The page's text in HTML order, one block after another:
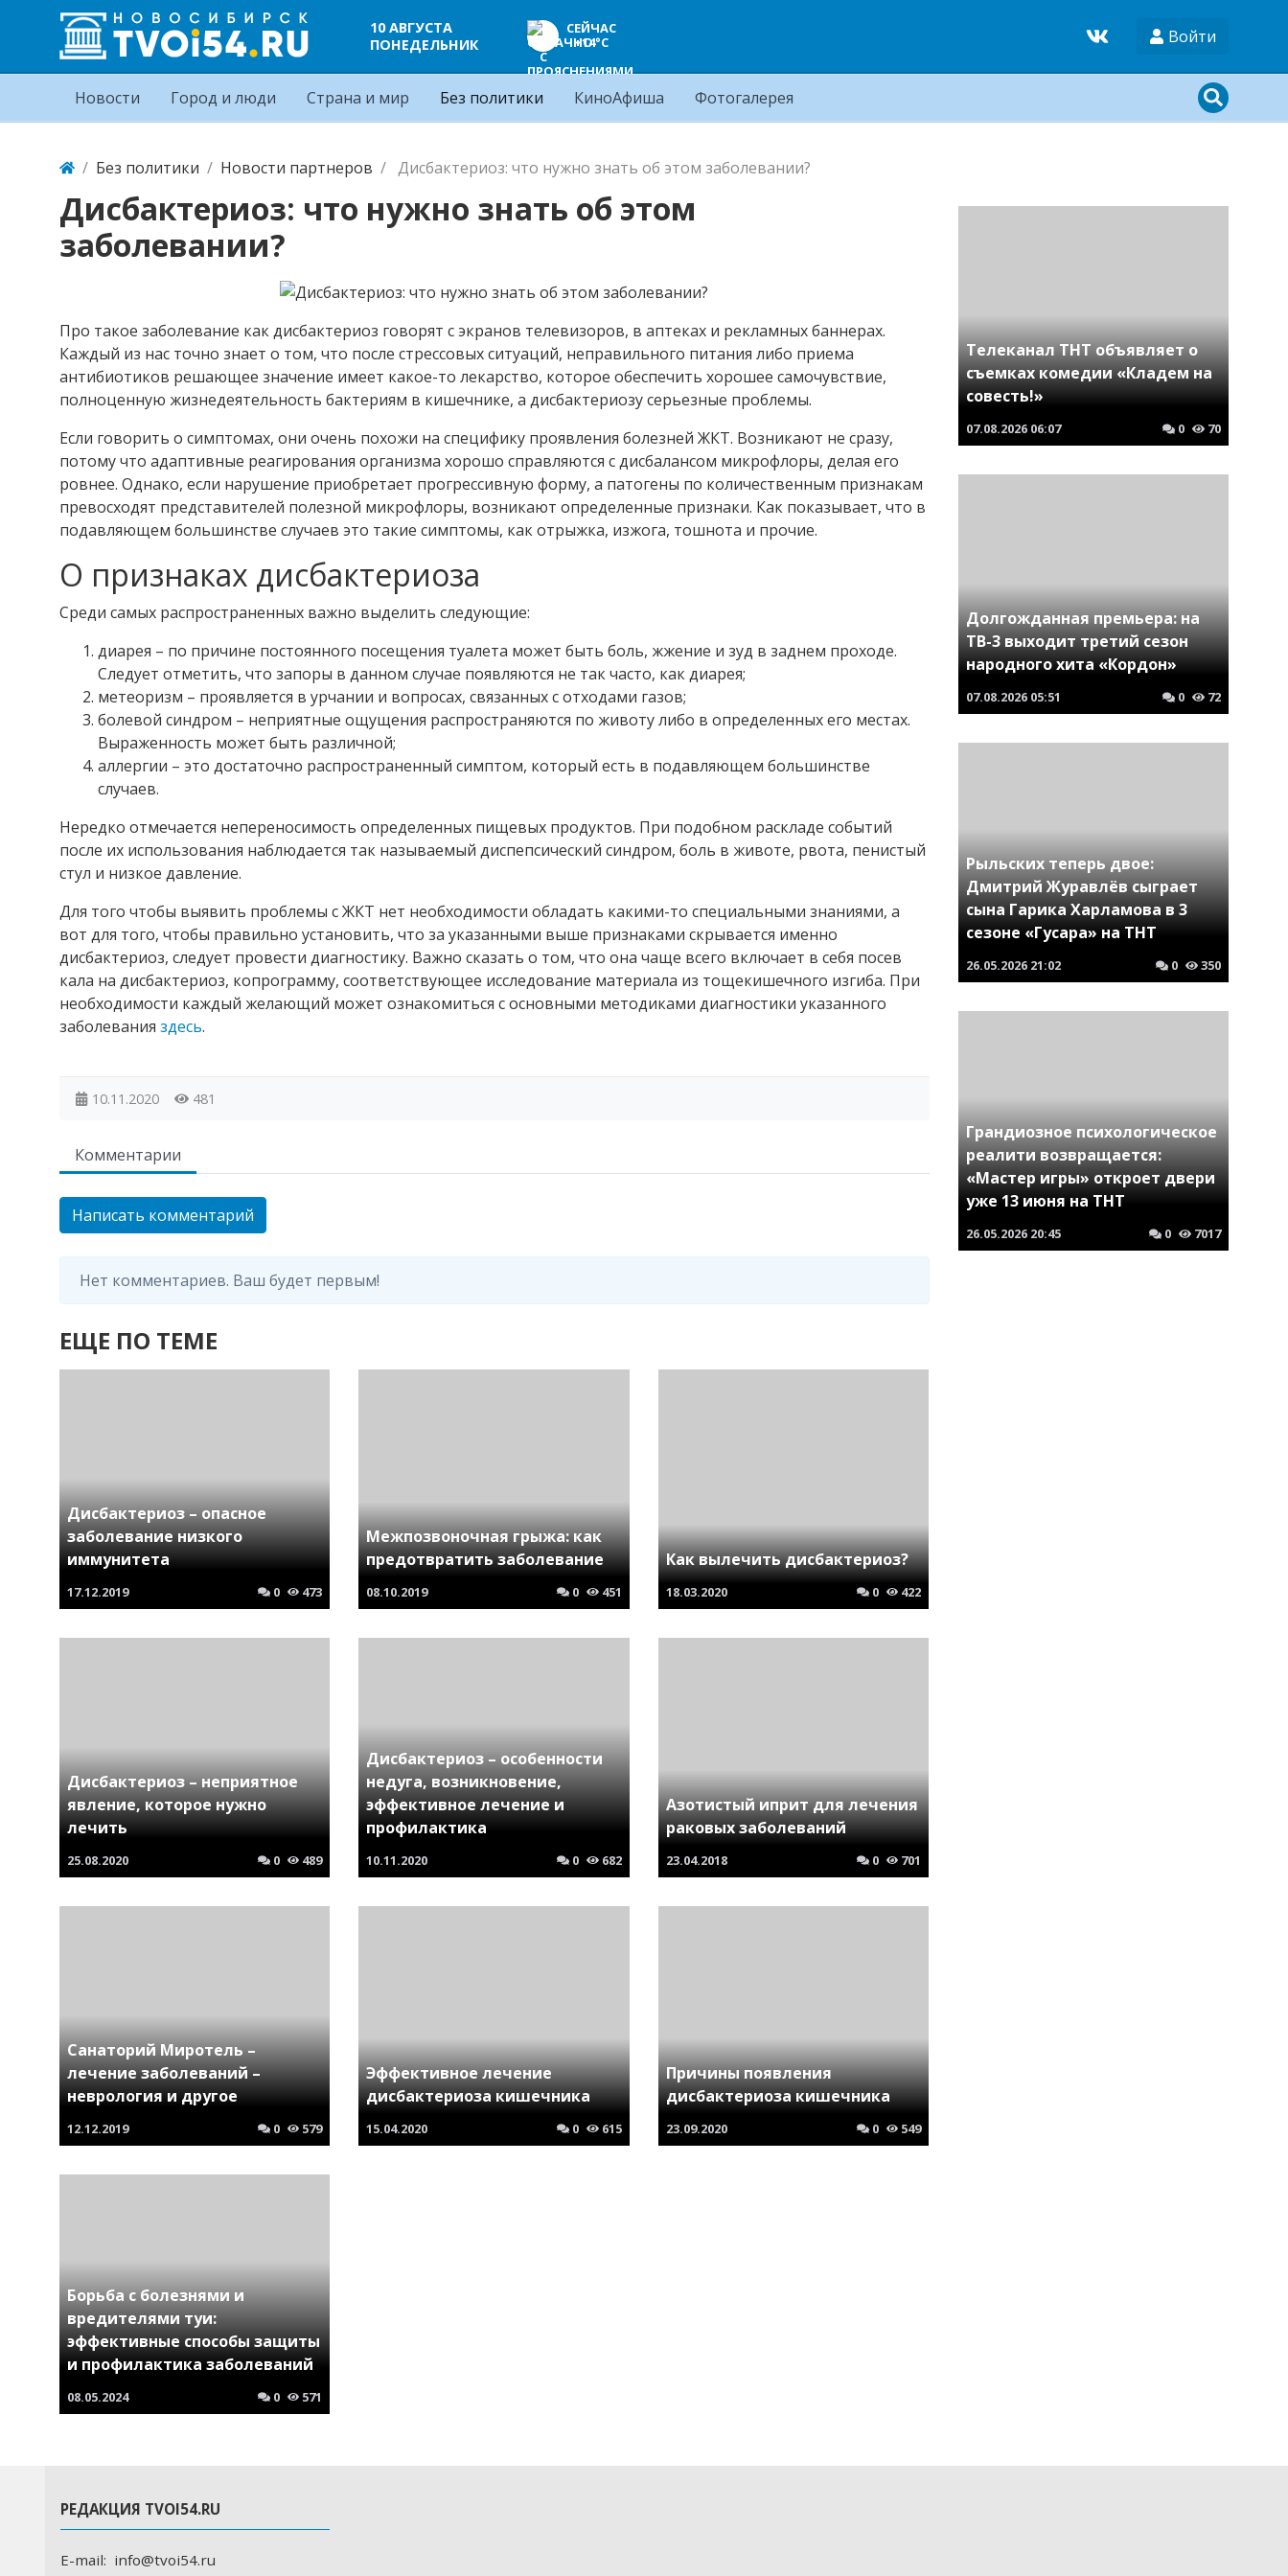
10 АВГУСТА
ПОНЕДЕЛЬНИК
СЕЙЧАС
+14°C
Войти
Новости Город и люди Страна и мир Без политики КиноАфиша Фотогалерея
Без политики Новости партнеров Дисбактериоз: что нужно знать об этом заболевании?
Дисбактериоз: что нужно знать об этом
заболевании?
Про такое заболевание как дисбактериоз говорят с экранов телевизоров, в аптеках и рекламных баннерах.
Каждый из нас точно знает о том, что после стрессовых ситуаций, неправильного питания либо приема
антибиотиков решающее значение имеет какое-то лекарство, которое обеспечить хорошее самочувствие,
полноценную жизнедеятельность бактериям в кишечнике, а дисбактериозу серьезные проблемы.
Если говорить о симптомах, они очень похожи на специфику проявления болезней ЖКТ. Возникают не сразу,
потому что адаптивные реагирования организма хорошо справляются с дисбалансом микрофлоры, делая его
ровнее. Однако, если нарушение приобретает прогрессивную форму, а патогены по количественным признакам
превосходят представителей полезной микрофлоры, возникают определенные признаки. Как показывает, что в
подавляющем большинстве случаев это такие симптомы, как отрыжка, изжога, тошнота и прочие.
О признаках дисбактериоза
Среди самых распространенных важно выделить следующие:
диарея – по причине постоянного посещения туалета может быть боль, жжение и зуд в заднем проходе.
Следует отметить, что запоры в данном случае появляются не так часто, как диарея;
метеоризм – проявляется в урчании и вопросах, связанных с отходами газов;
болевой синдром – неприятные ощущения распространяются по животу либо в определенных его местах.
Выраженность может быть различной;
аллергии – это достаточно распространенный симптом, который есть в подавляющем большинстве
случаев.
Нередко отмечается непереносимость определенных пищевых продуктов. При подобном раскладе событий
после их использования наблюдается так называемый диспепсический синдром, боль в животе, рвота, пенистый
стул и низкое давление.
Для того чтобы выявить проблемы с ЖКТ нет необходимости обладать какими-то специальными знаниями, а
вот для того, чтобы правильно установить, что за указанными выше признаками скрывается именно
дисбактериоз, следует провести диагностику. Важно сказать о том, что она чаще всего включает в себя посев
кала на дисбактериоз, копрограмму, соответствующее исследование материала из тощекишечного изгиба. При
необходимости каждый желающий может ознакомиться с основными методиками диагностики указанного
заболевания здесь.
10.11.2020 481
Комментарии
Написать комментарий
Нет комментариев. Ваш будет первым!
ЕЩЕ ПО ТЕМЕ
Дисбактериоз – опасное
заболевание низкого
иммунитета
17.12.2019 0 473
Межпозвоночная грыжа: как
предотвратить заболевание
08.10.2019 0 451
Как вылечить дисбактериоз?
18.03.2020 0 422
Дисбактериоз – неприятное
явление, которое нужно
лечить
25.08.2020 0 489
Дисбактериоз – особенности
недуга, возникновение,
эффективное лечение и
профилактика
10.11.2020 0 682
Азотистый иприт для лечения
раковых заболеваний
23.04.2018 0 701
Санаторий Миротель –
лечение заболеваний –
неврология и другое
12.12.2019 0 579
Эффективное лечение
дисбактериоза кишечника
15.04.2020 0 615
Причины появления
дисбактериоза кишечника
23.09.2020 0 549
Борьба с болезнями и
вредителями туи:
эффективные способы защиты
и профилактика заболеваний
08.05.2024 0 571
Телеканал ТНТ объявляет о
съемках комедии «Кладем на
совесть!»
07.08.2026 06:07 0 70
Долгожданная премьера: на
ТВ-3 выходит третий сезон
народного хита «Кордон»
07.08.2026 05:51 0 72
Рыльских теперь двое:
Дмитрий Журавлёв сыграет
сына Гарика Харламова в 3
сезоне «Гусара» на ТНТ
26.05.2026 21:02 0 350
Грандиозное психологическое
реалити возвращается:
«Мастер игры» откроет двери
уже 13 июня на ТНТ
26.05.2026 20:45 0 7017
РЕДАКЦИЯ TVOI54.RU
E-mail: info@tvoi54.ru